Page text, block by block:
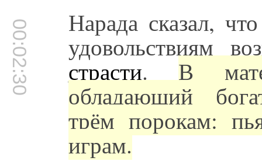
00:02:30 Нарада сказал,
удовольствиям
страсти. В
обладающий
трём порокам:
играм.